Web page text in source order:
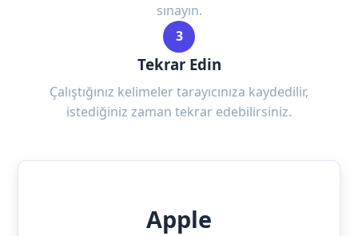
sınayın.
3
Tekrar Edin
Çalıştığınız kelimeler tarayıcınıza kaydedilir,
istediğiniz zaman tekrar edebilirsiniz.
Apple